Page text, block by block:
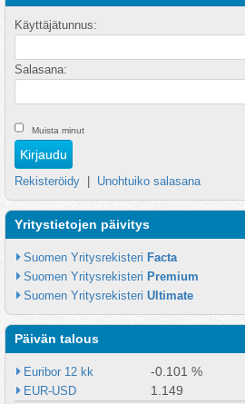
Käyttäjätunnus:
Salasana:
Muista minut
Rekisteröidy Unohtuiko salasana
Yritystietojen päivitys
Suomen Yritysrekisteri Facta
Suomen Yritysrekisteri Premium
Suomen Yritysrekisteri Ultimate
Päivän talous
Euribor 12 kk -0.101 %
EUR-USD 1.149